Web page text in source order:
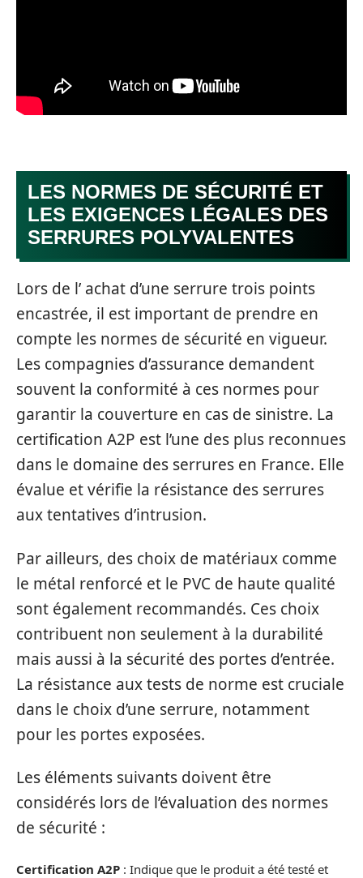
LES NORMES DE SÉCURITÉ ET
LES EXIGENCES LÉGALES DES
SERRURES POLYVALENTES
Lors de l’ achat d’une serrure trois points
encastrée, il est important de prendre en
compte les normes de sécurité en vigueur.
Les compagnies d’assurance demandent
souvent la conformité à ces normes pour
garantir la couverture en cas de sinistre. La
certification A2P est l’une des plus reconnues
dans le domaine des serrures en France. Elle
évalue et vérifie la résistance des serrures
aux tentatives d’intrusion.
Par ailleurs, des choix de matériaux comme
le métal renforcé et le PVC de haute qualité
sont également recommandés. Ces choix
contribuent non seulement à la durabilité
mais aussi à la sécurité des portes d’entrée.
La résistance aux tests de norme est cruciale
dans le choix d’une serrure, notamment
pour les portes exposées.
Les éléments suivants doivent être
considérés lors de l’évaluation des normes
de sécurité :
Certification A2P : Indique que le produit a été testé et